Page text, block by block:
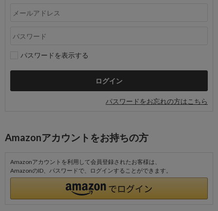
パスワードを表示する
パスワードをお忘れの方はこちら
Amazonアカウントをお持ちの方
Amazonアカウントを利用して会員登録されたお客様は、
AmazonのID、パスワードで、ログインすることができます。